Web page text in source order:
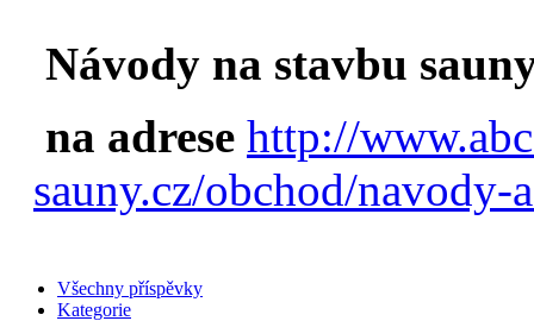
Návody na stavbu
na adrese http://
sauny.cz/obchod/
Všechny příspěvky
Kategorie